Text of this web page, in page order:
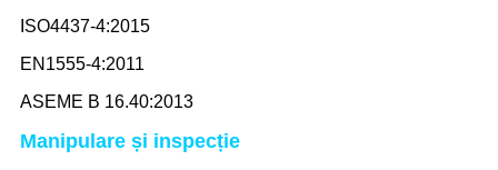
ISO4437-4:2015
EN1555-4:2011
ASEME B 16.40:2013
Manipulare și inspecție